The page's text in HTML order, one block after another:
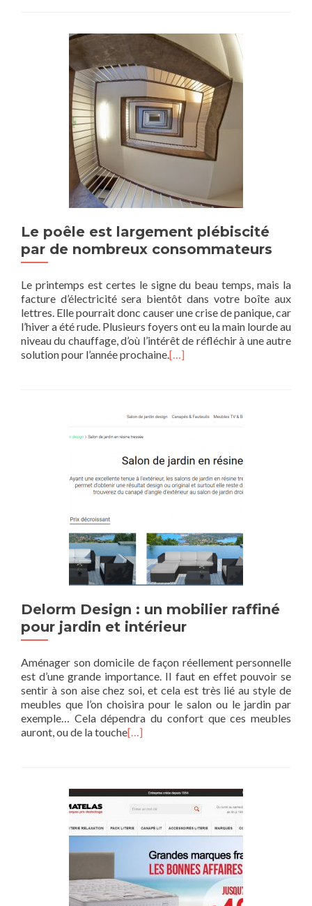
Le poêle est largement plébiscité
par de nombreux consommateurs
Le printemps est certes le signe du beau temps, mais la
facture d’électricité sera bientôt dans votre boîte aux
lettres. Elle pourrait donc causer une crise de panique, car
l’hiver a été rude. Plusieurs foyers ont eu la main lourde au
niveau du chauffage, d’où l’intérêt de réfléchir à une autre
solution pour l’année prochaine.[…]
Delorm Design : un mobilier raffiné
pour jardin et intérieur
Aménager son domicile de façon réellement personnelle
est d’une grande importance. Il faut en effet pouvoir se
sentir à son aise chez soi, et cela est très lié au style de
meubles que l’on choisira pour le salon ou le jardin par
exemple… Cela dépendra du confort que ces meubles
auront, ou de la touche[…]